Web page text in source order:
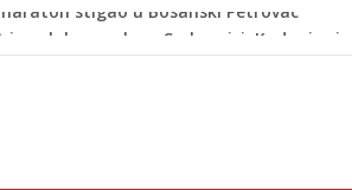
poslala poruku o Srebrenici: Kad svi
pješački prelaz: Kad neće grad,
stigao u Bosanski Petrovac